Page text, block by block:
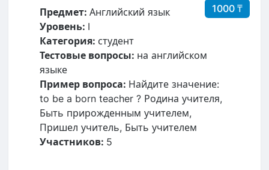
1000 ₸
Предмет: Английский язык
Уровень: I
Категория: студент
Тестовые вопросы: на английском
языке
Пример вопроса: Найдите значение:
to be a born teacher ? Родина учителя,
Быть прирожденным учителем,
Пришел учитель, Быть учителем
Участников: 5